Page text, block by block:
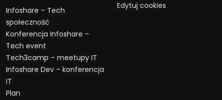
Infoshare – Tech
społeczność
Konferencja Infoshare –
Tech event
Tech3camp – meetupy IT
Infoshare Dev – konferencja
IT
Plan
Edytuj cookies